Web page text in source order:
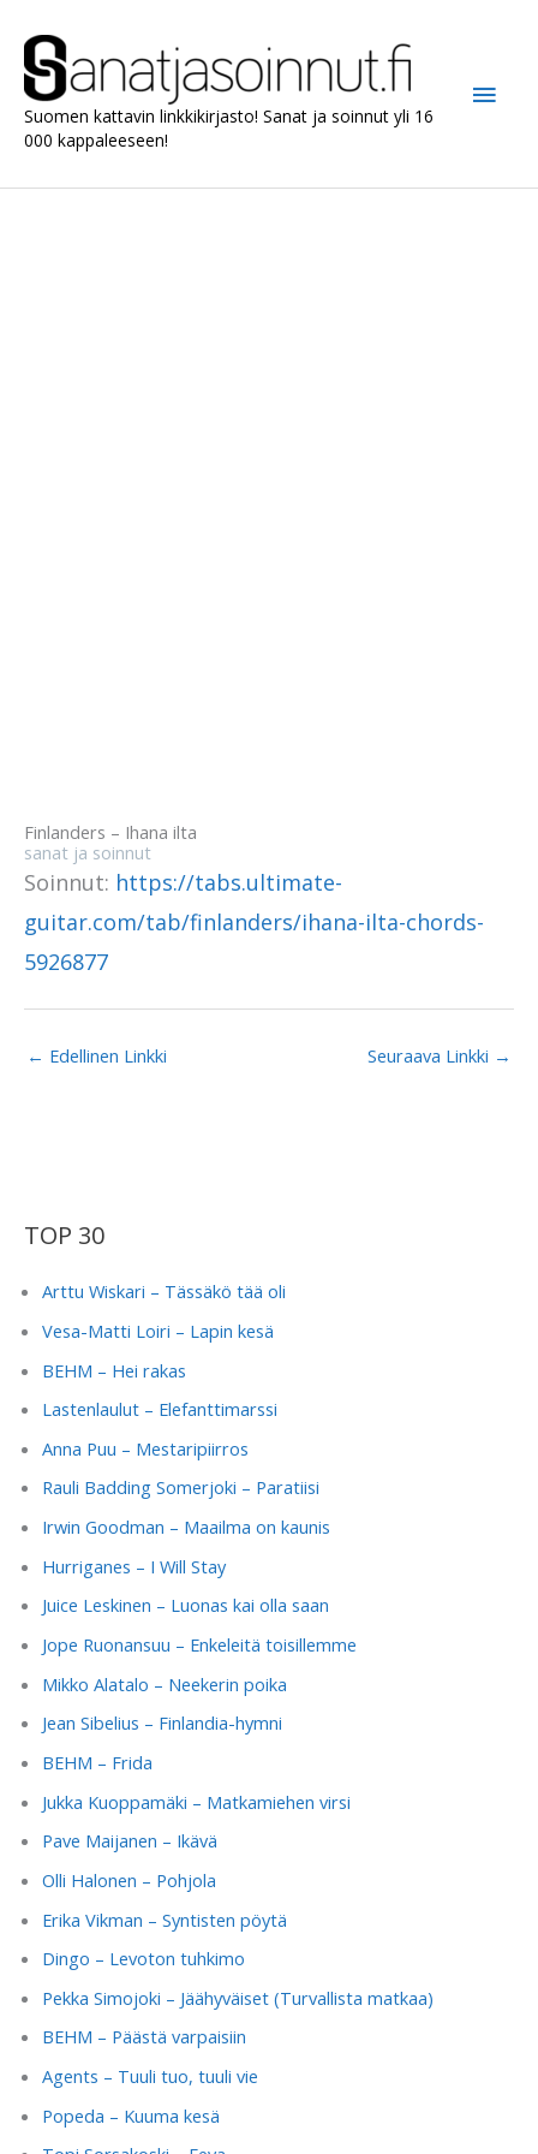
sisältöön
Suomen kattavin linkkikirjasto! Sanat ja soinnut yli 16
000 kappaleeseen!
Finlanders – Ihana ilta
sanat ja soinnut
Soinnut: https://tabs.ultimate-
guitar.com/tab/finlanders/ihana-ilta-chords-
5926877
← Edellinen Linkki Seuraava Linkki →
TOP 30
Arttu Wiskari – Tässäkö tää oli
Vesa-Matti Loiri – Lapin kesä
BEHM – Hei rakas
Lastenlaulut – Elefanttimarssi
Anna Puu – Mestaripiirros
Rauli Badding Somerjoki – Paratiisi
Irwin Goodman – Maailma on kaunis
Hurriganes – I Will Stay
Juice Leskinen – Luonas kai olla saan
Jope Ruonansuu – Enkeleitä toisillemme
Mikko Alatalo – Neekerin poika
Jean Sibelius – Finlandia-hymni
BEHM – Frida
Jukka Kuoppamäki – Matkamiehen virsi
Pave Maijanen – Ikävä
Olli Halonen – Pohjola
Erika Vikman – Syntisten pöytä
Dingo – Levoton tuhkimo
Pekka Simojoki – Jäähyväiset (Turvallista matkaa)
BEHM – Päästä varpaisiin
Agents – Tuuli tuo, tuuli vie
Popeda – Kuuma kesä